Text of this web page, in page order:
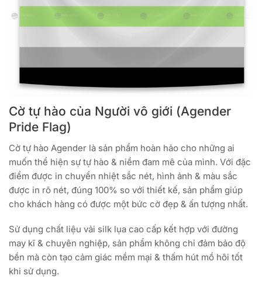
Cờ tự hào của Người vô giới (Agender
Pride Flag)
Cờ tự hào Agender là sản phẩm hoàn hảo cho những ai
muốn thể hiện sự tự hào & niềm đam mê của mình. Với đặc
điểm được in chuyển nhiệt sắc nét, hình ảnh & màu sắc
được in rõ nét, đúng 100% so với thiết kế, sản phẩm giúp
cho khách hàng có được một bức cờ đẹp & ấn tượng nhất.
Sử dụng chất liệu vải silk lụa cao cấp kết hợp với đường
may kĩ & chuyên nghiệp, sản phẩm không chỉ đảm bảo độ
bền mà còn tạo cảm giác mềm mại & thấm hút mồ hôi tốt
khi sử dụng.